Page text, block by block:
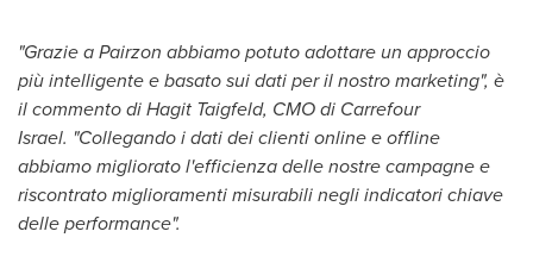
"Grazie a Pairzon abbiamo potuto adottare un approccio
più intelligente e basato sui dati per il nostro marketing", è
il commento di Hagit Taigfeld, CMO di Carrefour
Israel. "Collegando i dati dei clienti online e offline
abbiamo migliorato l'efficienza delle nostre campagne e
riscontrato miglioramenti misurabili negli indicatori chiave
delle performance".